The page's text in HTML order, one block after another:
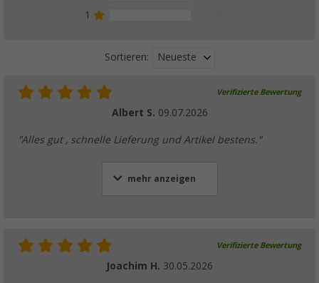
1
Sortieren: Neueste
Verifizierte Bewertung
Albert S. 09.07.2026
"Alles gut , schnelle Lieferung und Artikel bestens."
mehr anzeigen
Verifizierte Bewertung
Joachim H. 30.05.2026